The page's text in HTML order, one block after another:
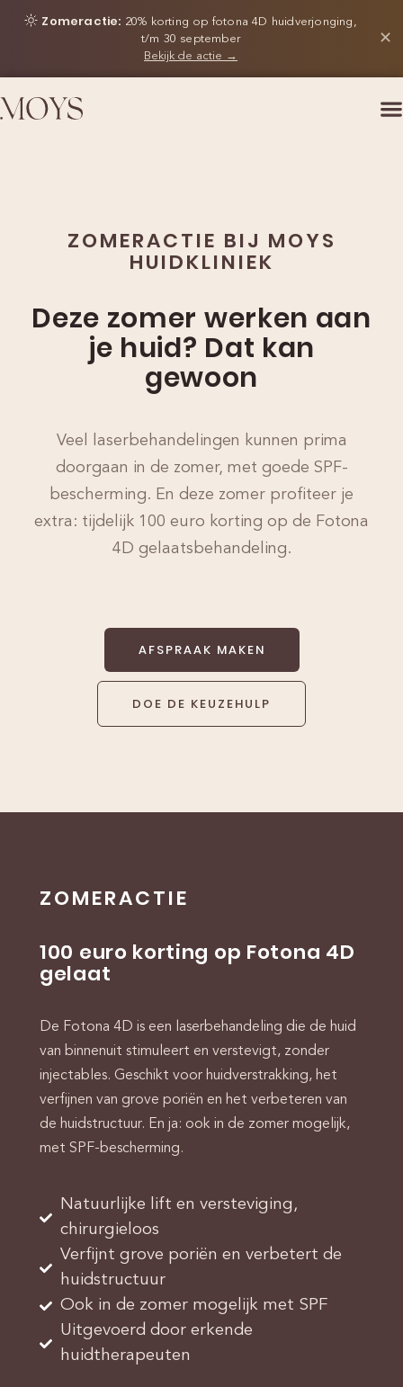
Zomeractie: 20% korting op fotona 4D huidverjonging,
t/m 30 september
Bekijk de actie →
✕
ZOMERACTIE BIJ MOYS
HUIDKLINIEK
Deze zomer werken aan
je huid? Dat kan
gewoon
Veel laserbehandelingen kunnen prima
doorgaan in de zomer, met goede SPF-
bescherming. En deze zomer profiteer je
extra: tijdelijk 100 euro korting op de Fotona
4D gelaatsbehandeling.
AFSPRAAK MAKEN
DOE DE KEUZEHULP
ZOMERACTIE
100 euro korting op Fotona 4D
gelaat
De Fotona 4D is een laserbehandeling die de huid
van binnenuit stimuleert en verstevigt, zonder
injectables. Geschikt voor huidverstrakking, het
verfijnen van grove poriën en het verbeteren van
de huidstructuur. En ja: ook in de zomer mogelijk,
met SPF-bescherming.
Natuurlijke lift en versteviging,
chirurgieloos
Verfijnt grove poriën en verbetert de
huidstructuur
Ook in de zomer mogelijk met SPF
Uitgevoerd door erkende
huidtherapeuten